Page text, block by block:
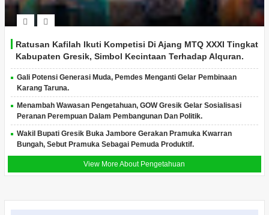
Ratusan Kafilah Ikuti Kompetisi Di Ajang MTQ XXXI Tingkat
Kabupaten Gresik, Simbol Kecintaan Terhadap Alquran.
Gali Potensi Generasi Muda, Pemdes Menganti Gelar Pembinaan
Karang Taruna.
Menambah Wawasan Pengetahuan, GOW Gresik Gelar Sosialisasi
Peranan Perempuan Dalam Pembangunan Dan Politik.
Wakil Bupati Gresik Buka Jambore Gerakan Pramuka Kwarran
Bungah, Sebut Pramuka Sebagai Pemuda Produktif.
View More About Pengetahuan